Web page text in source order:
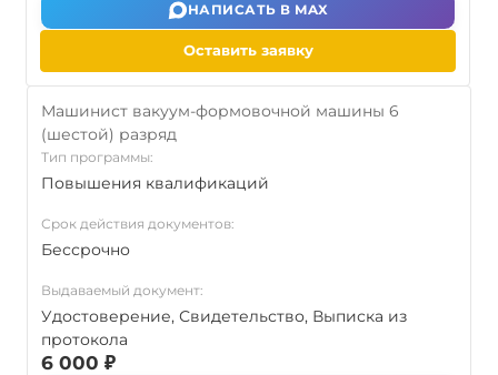
НАПИСАТЬ В MAX
Оставить заявку
Машинист вакуум-формовочной машины 6
(шестой) разряд
Тип программы:
Повышения квалификаций
Срок действия документов:
Бессрочно
Выдаваемый документ:
Удостоверение, Свидетельство, Выписка из
протокола
6 000 ₽